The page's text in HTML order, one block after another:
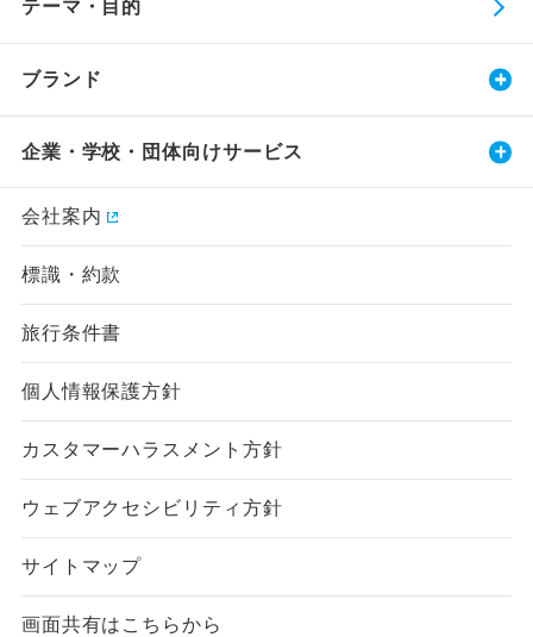
テーマ・目的
ブランド
企業・学校・団体向けサービス
会社案内
標識・約款
旅行条件書
個人情報保護方針
カスタマーハラスメント方針
ウェブアクセシビリティ方針
サイトマップ
画面共有はこちらから